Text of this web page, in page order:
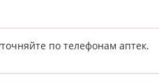
по телефонам аптек.